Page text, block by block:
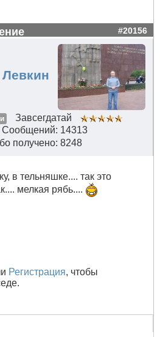
#20156
Завсегдатай
Сообщений: 14313
получено: 8248
в тельняшке.... так это
мелкая рябь....
Регистрация, чтобы